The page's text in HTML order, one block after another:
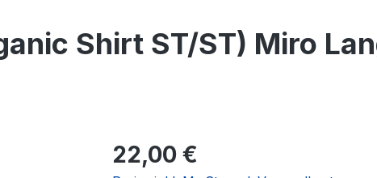
Shirt ST/ST) Miro
Regulärer Preis:
22,00 €